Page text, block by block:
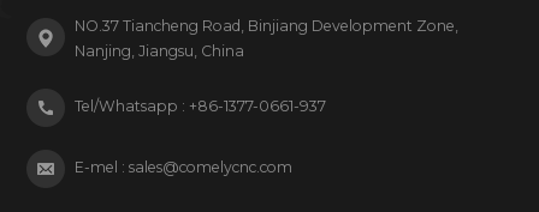
NO.37 Tiancheng Road, Binjiang Development Zone,
Nanjing, Jiangsu, China
Tel/Whatsapp : +86-1377-0661-937
E-mel :sales@comelycnc.com